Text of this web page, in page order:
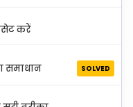
करें
समाधान SOLVED